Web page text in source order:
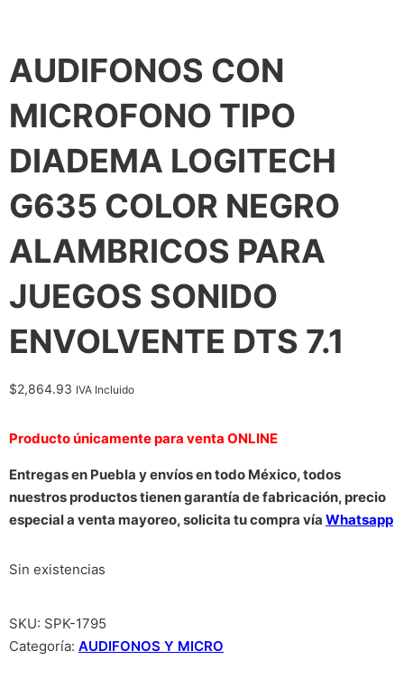
AUDIFONOS CON
MICROFONO TIPO
DIADEMA LOGITECH
G635 COLOR NEGRO
ALAMBRICOS PARA
JUEGOS SONIDO
ENVOLVENTE DTS 7.1
$2,864.93 IVA Incluido
Producto únicamente para venta ONLINE
Entregas en Puebla y envíos en todo México, todos
nuestros productos tienen garantía de fabricación, precio
especial a venta mayoreo, solicita tu compra vía Whatsapp
Sin existencias
SKU: SPK-1795
Categoría: AUDIFONOS Y MICRO